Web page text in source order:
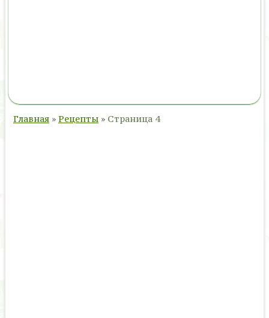
Главная » Рецепты » Страница 4